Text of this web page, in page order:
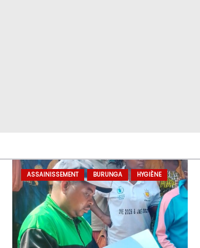
ASSAINISSEMENT BURUNGA HYGIÈNE